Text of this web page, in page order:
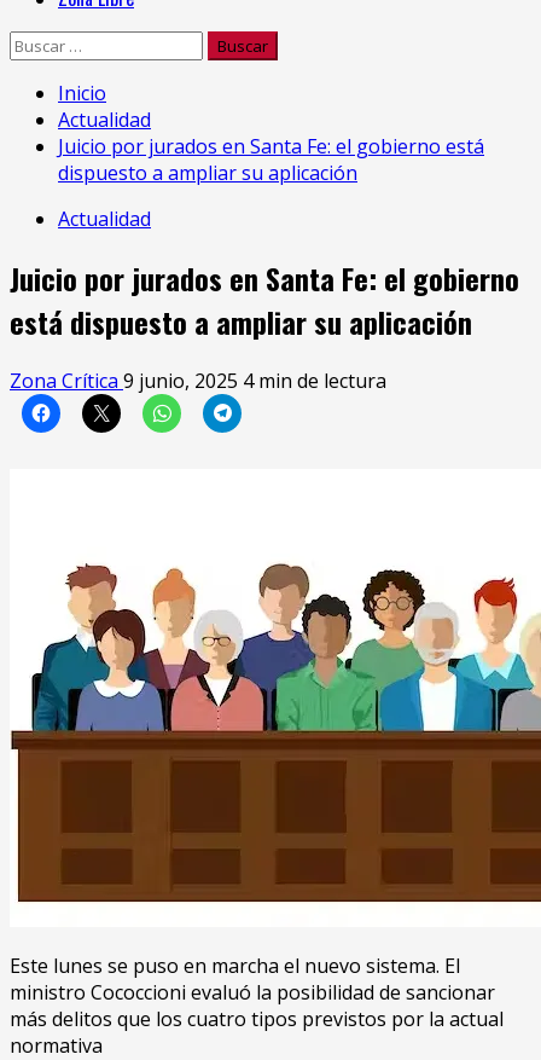
Buscar:
Inicio
Actualidad
Juicio por jurados en Santa Fe: el gobierno está
dispuesto a ampliar su aplicación
Actualidad
Juicio por jurados en Santa Fe: el gobierno
está dispuesto a ampliar su aplicación
Zona Crítica 9 junio, 2025 4 min de lectura
Este lunes se puso en marcha el nuevo sistema. El
ministro Cococcioni evaluó la posibilidad de sancionar
más delitos que los cuatro tipos previstos por la actual
normativa